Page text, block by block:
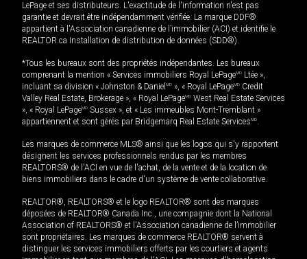
LePage et ses distributeurs. L'exactitude de l'information n'est pas
garantie et devrait être indépendamment vérifiée. La marque DDF®
appartient à l'Association canadienne de l’immobilier (ACI) et identifie le
REALTOR.ca Installation de distribution de données (SDD®).
*Tous les bureaux sont des propriétés indépendantes. Les bureaux
comprenant la mention « Services immobiliers Royal LePageMD Ltée »,
incluant sa division « Johnston & Daniel MD », « Royal LePageMD Credit
Valley Real Estate, Brokerage », « Royal LePageMD West Real Estate Services
», « Royal LePageMD Sussex », et « Les immeubles Mont-Tremblant »
appartiennent et sont gérés par Bridgemarq Real Estate ServicesMD.
Les marques de commerce MLS® ainsi que les logos qui s'y rapportent
désignent les services professionnels rendus par les membres
REALTORS® de l'ACI en vue de l'achat, de la vente et de la location de
biens immobiliers dans le cadre d'un système de vente collaborative.
REALTOR®, REALTORS® et le logo REALTOR® sont des marques
déposées de REALTOR® Canada Inc., une compagnie dont la National
Association of REALTORS® et l'Association canadienne de l’immobilier
sont propriétaires. Les marques de commerce REALTOR® servent à
distinguer les services immobiliers offerts par les courtiers et agents